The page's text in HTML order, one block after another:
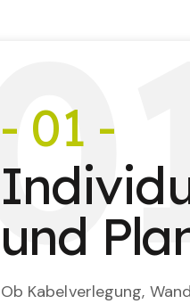
0
- 01 -
und
Ob Kabelverlegung,